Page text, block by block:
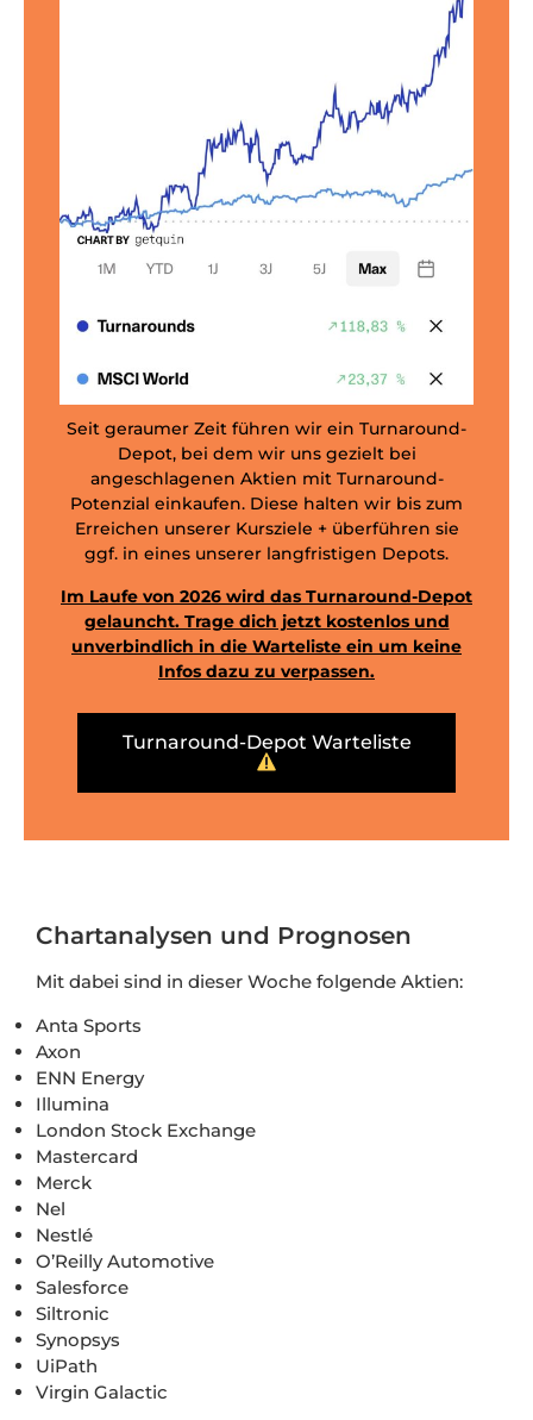
Seit geraumer Zeit führen wir ein Turnaround-
Depot, bei dem wir uns gezielt bei
angeschlagenen Aktien mit Turnaround-
Potenzial einkaufen. Diese halten wir bis zum
Erreichen unserer Kursziele + überführen sie
ggf. in eines unserer langfristigen Depots.
Im Laufe von 2026 wird das Turnaround-Depot
gelauncht. Trage dich jetzt kostenlos und
unverbindlich in die Warteliste ein um keine
Infos dazu zu verpassen.
Turnaround-Depot Warteliste
Chartanalysen und Prognosen
Mit dabei sind in dieser Woche folgende Aktien:
Anta Sports
Axon
ENN Energy
Illumina
London Stock Exchange
Mastercard
Merck
Nel
Nestlé
O’Reilly Automotive
Salesforce
Siltronic
Synopsys
UiPath
Virgin Galactic